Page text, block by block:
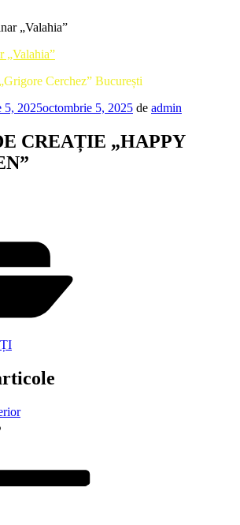
„Valahia”
Cerchez” București
5, 2025octombrie 5, 2025 de admin
CREAȚIE „HAPPY